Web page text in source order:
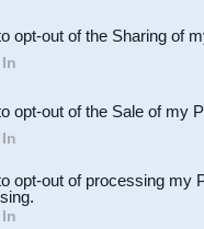
Participants
opt-out of the Sharing of
opt-out of the Sale of my
opt-out of processing my